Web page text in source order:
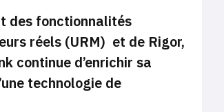
des fonctionnalités
réels (URM) et de Rigor,
continue d’enrichir sa
technologie de